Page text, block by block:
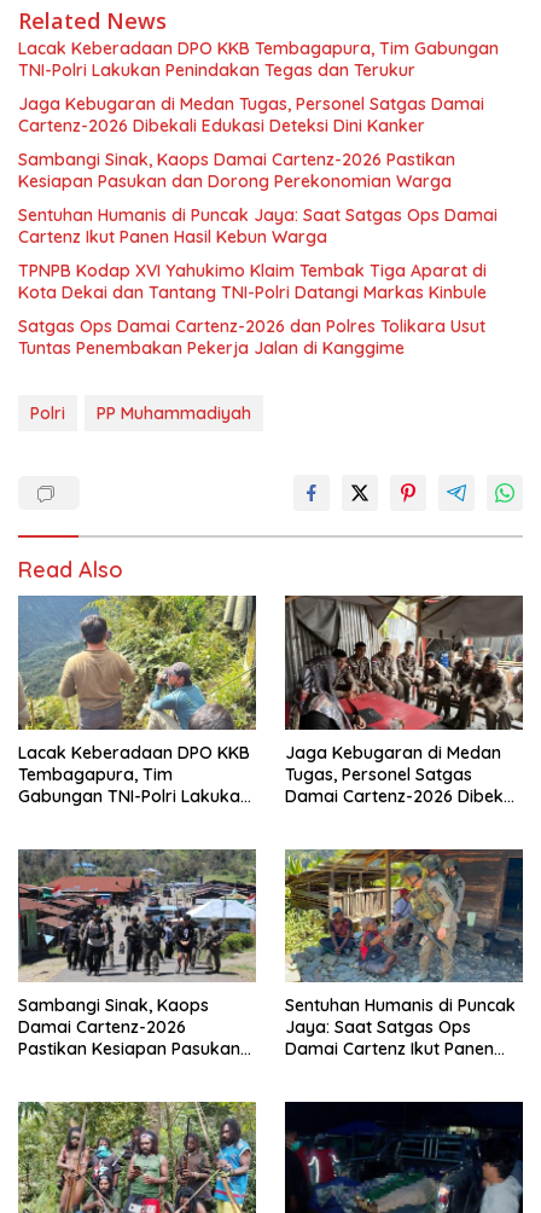
Related News
Lacak Keberadaan DPO KKB Tembagapura, Tim Gabungan
TNI-Polri Lakukan Penindakan Tegas dan Terukur
Jaga Kebugaran di Medan Tugas, Personel Satgas Damai
Cartenz-2026 Dibekali Edukasi Deteksi Dini Kanker
Sambangi Sinak, Kaops Damai Cartenz-2026 Pastikan
Kesiapan Pasukan dan Dorong Perekonomian Warga
Sentuhan Humanis di Puncak Jaya: Saat Satgas Ops Damai
Cartenz Ikut Panen Hasil Kebun Warga
TPNPB Kodap XVI Yahukimo Klaim Tembak Tiga Aparat di
Kota Dekai dan Tantang TNI-Polri Datangi Markas Kinbule
Satgas Ops Damai Cartenz-2026 dan Polres Tolikara Usut
Tuntas Penembakan Pekerja Jalan di Kanggime
Polri PP Muhammadiyah
Read Also
Lacak Keberadaan DPO KKB
Tembagapura, Tim
Gabungan TNI-Polri Lakukan
Jaga Kebugaran di Medan
Tugas, Personel Satgas
Damai Cartenz-2026 Dibekali
Sambangi Sinak, Kaops
Damai Cartenz-2026
Pastikan Kesiapan Pasukan
Sentuhan Humanis di Puncak
Jaya: Saat Satgas Ops
Damai Cartenz Ikut Panen